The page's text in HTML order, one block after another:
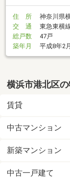
住 所
神奈川県
交 通
東急東横
総戸数
47戸
築年月
平成8年2月
横浜市港北区
賃貸
中古マンション
新築マンション
中古一戸建て